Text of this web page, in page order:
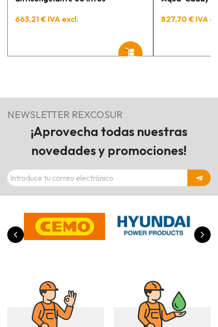
663,21 € IVA excl. 827,70 € IVA
NEWSLETTER REXCOSUR
¡Aprovecha todas nuestras
novedades y promociones!